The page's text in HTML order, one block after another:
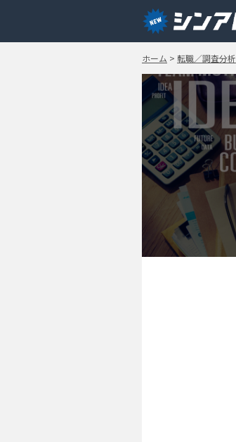
ホーム > 転職／調査分析